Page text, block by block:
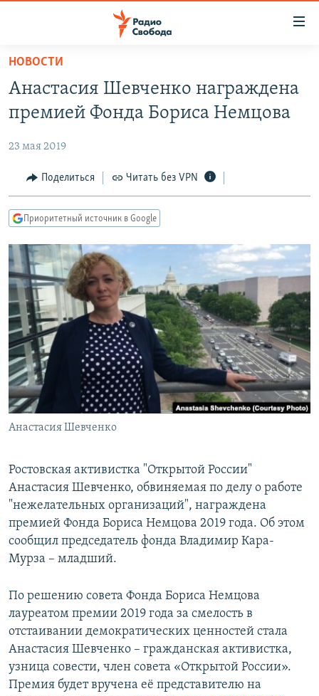
упрощенного
доступа
основному
Вернутся
главной
навигации
Вернутся
поиску
АВТОРСКИЕ ПРОЕКТЫ
ЦИТАТЫ СВОБОДЫ
МНЕНИЯ
IDEL.РЕАЛИИ
КАВКАЗ.РЕАЛИИ
СЕВЕР.РЕАЛИИ
СИБИРЬ.РЕАЛИИ
РАСПИСАНИЕ ВЕЩАНИЯ
ПОДПИШИТЕСЬ НА РАССЫЛКУ
СОЦИАЛЬНЫЕ СЕТИ
Все сайты РСЕ/РС
НОВОСТИ
Анастасия Шевченко награждена
премией Фонда Бориса Немцова
23 мая 2019
Поделиться Читать без VPN
Приоритетный источник в Google
Анастасия Шевченко
Ростовская активистка "Открытой России"
Анастасия Шевченко, обвиняемая по делу о работе
"нежелательных организаций", награждена
премией Фонда Бориса Немцова 2019 года. Об этом
сообщил председатель фонда Владимир Кара-
Мурза – младший.
По решению совета Фонда Бориса Немцова
лауреатом премии 2019 года за смелость в
отстаивании демократических ценностей стала
Анастасия Шевченко – гражданская активистка,
узница совести, член совета «Открытой России».
Премия будет вручена её представителю на